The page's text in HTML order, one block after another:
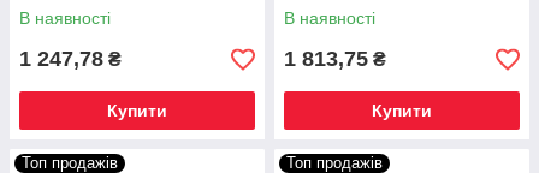
В наявності
1 247,78 ₴
Купити
В наявності
1 813,75 ₴
Купити
Топ продажів Топ продажів